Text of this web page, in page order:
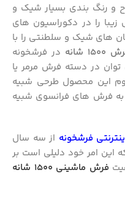
و رنگ بندی بسیار شیک و
را در دکوراسیون های
های شیک و سلطنتی را با
شانه
در فرشخونه
در دسته فرش مرمر یا
این محصول طرحی شبیه
فرش های فرانسوی شبیه
فرشخونه از سه سال
این امر خود دلیلی است بر
فرش ماشینی 1500 شانه